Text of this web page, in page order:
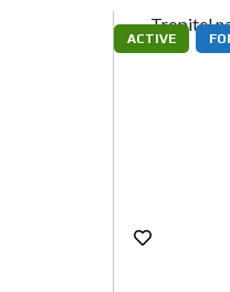
ACTIVE